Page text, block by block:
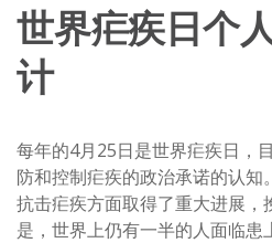
世界疟疾日个
计
每年的4月25日是世界疟疾日，
防和控制疟疾的政治承诺的认知
抗击疟疾方面取得了重大进展，
是，世界上仍有一半的人面临患